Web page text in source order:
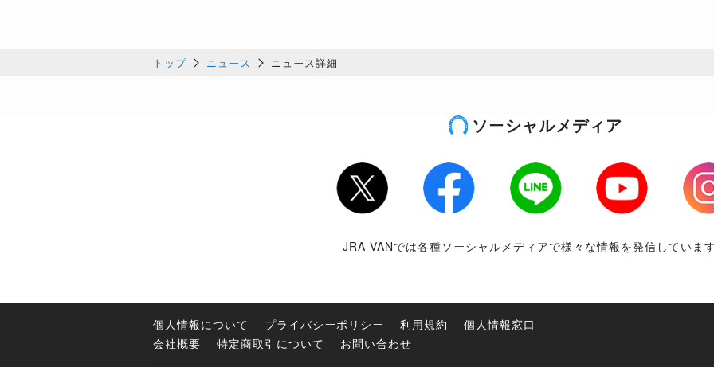
トップ ニュース ニュース詳細
ソーシャルメディア
Twitter Facebook LINE Youtube
JRA-VANでは各種ソーシャルメディアで様々な情報を発信していま
個人情報について プライバシーポリシー 利用規約
個人情報窓口
会社概要
特定商取引について お問い合わせ